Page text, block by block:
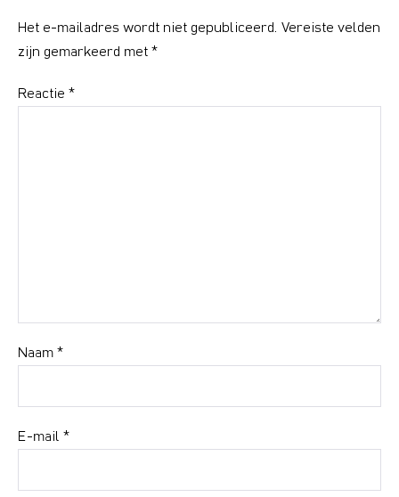
Het e-mailadres wordt niet gepubliceerd. Vereiste velden
zijn gemarkeerd met *
Reactie *
Naam *
E-mail *